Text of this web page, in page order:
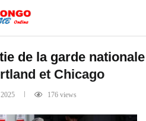
de la garde nationale
et Chicago
176views